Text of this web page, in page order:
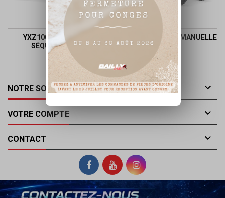
YXZ1000R SS (BOITE
SÉQUENTIELLE)
YXZ1000R ( BOITE MANUELLE
NOTRE SOCIÉTÉ 
VOTRE COMPTE 
CONTACT 